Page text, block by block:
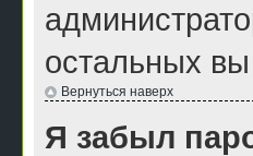
остальных
Вернуться наверх
Я забыл